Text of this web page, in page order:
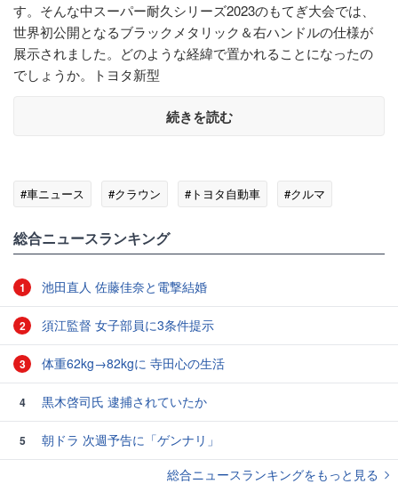
す。そんな中スーパー耐久シリーズ2023のもてぎ大会では、
世界初公開となるブラックメタリック＆右ハンドルの仕様が
展示されました。どのような経緯で置かれることになったの
でしょうか。トヨタ新型
続きを読む
#車ニュース #クラウン #トヨタ自動車 #クルマ
総合ニュースランキング
1 池田直人 佐藤佳奈と電撃結婚
2 須江監督 女子部員に3条件提示
3 体重62kg→82kgに 寺田心の生活
4 黒木啓司氏 逮捕されていたか
5
朝ドラ 次週予告に「ゲンナリ」
総合ニュースランキングをもっと見る